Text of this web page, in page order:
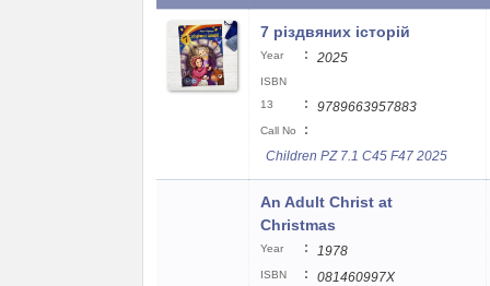
7 різдвяних історій
Year : 2025
ISBN
13
: 9789663957883
Call No
:
Children PZ 7.1 C45 F47 2025
An Adult Christ at
Christmas
Year : 1978
ISBN : 081460997X